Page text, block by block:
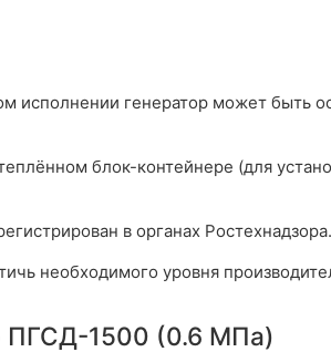
исполнении генератор может быть
блок-контейнере (для
в органах Ростехнадзора.
необходимого уровня
ПГСД-1500 (0.6 МПа)